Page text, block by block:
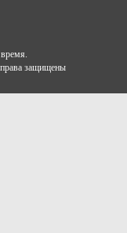
защищены